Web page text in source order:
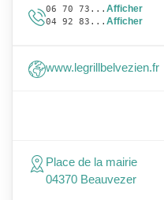
06 70 73... Afficher
04 92 83... Afficher
www.legrillbelvezien.fr
Place de la mairie
04370 Beauvezer